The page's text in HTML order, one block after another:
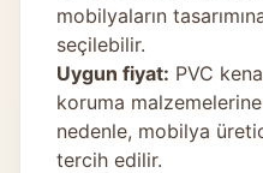
mobilyaların
seçilebilir.
Uygun fiyat: PVC
koruma
nedenle, mobilya
tercih edilir.